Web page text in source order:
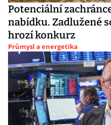
Potenciální
nabídku. Zadlužené
hrozí konkurz
Průmysl a energetika